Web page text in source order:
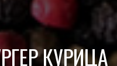
КУРИЦА